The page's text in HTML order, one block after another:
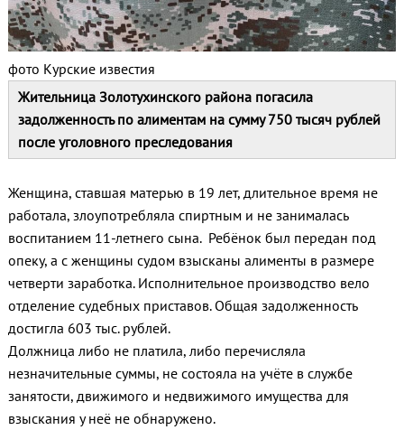
фото Курские известия
Жительница Золотухинского района погасила
задолженность по алиментам на сумму 750 тысяч рублей
после уголовного преследования
Женщина, ставшая матерью в 19 лет, длительное время не
работала, злоупотребляла спиртным и не занималась
воспитанием 11-летнего сына. Ребёнок был передан под
опеку, а с женщины судом взысканы алименты в размере
четверти заработка. Исполнительное производство вело
отделение судебных приставов. Общая задолженность
достигла 603 тыс. рублей.
Должница либо не платила, либо перечисляла
незначительные суммы, не состояла на учёте в службе
занятости, движимого и недвижимого имущества для
взыскания у неё не обнаружено.